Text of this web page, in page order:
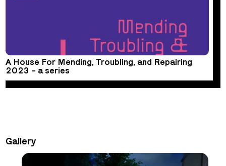
A House For Mending, Troubling, and Repairing
2023 - a series
Gallery